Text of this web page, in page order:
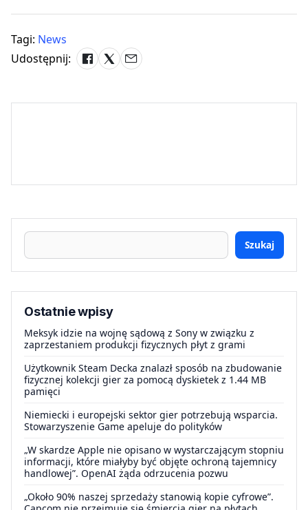
Tagi: News
Udostępnij:
Szukaj
Ostatnie wpisy
Meksyk idzie na wojnę sądową z Sony w związku z
zaprzestaniem produkcji fizycznych płyt z grami
Użytkownik Steam Decka znalazł sposób na zbudowanie
fizycznej kolekcji gier za pomocą dyskietek z 1.44 MB
pamięci
Niemiecki i europejski sektor gier potrzebują wsparcia.
Stowarzyszenie Game apeluje do polityków
„W skardze Apple nie opisano w wystarczającym stopniu
informacji, które miałyby być objęte ochroną tajemnicy
handlowej”. OpenAI żąda odrzucenia pozwu
„Około 90% naszej sprzedaży stanowią kopie cyfrowe”.